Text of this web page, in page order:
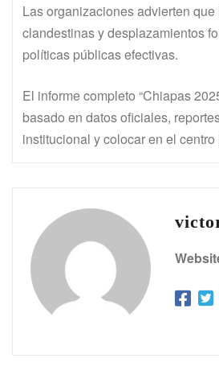
Las organizaciones advierten
clandestinas y desplazamientos
políticas públicas efectivas.
El informe completo “Chiapas
basado en datos oficiales,
institucional y colocar en el